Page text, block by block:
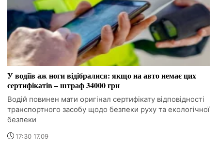
У водіїв аж ноги відібралися: якщо на авто немає цих
сертифікатів – штраф 34000 грн
Водій повинен мати оригінал сертифікату відповідності
транспортного засобу щодо безпеки руху та екологічної
безпеки
17:30 17.09